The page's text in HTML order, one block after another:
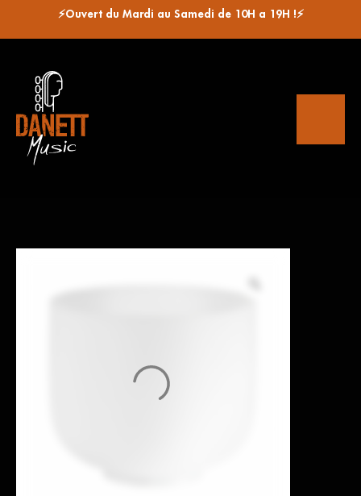
⚡Ouvert du Mardi au Samedi de 10H a 19H !⚡